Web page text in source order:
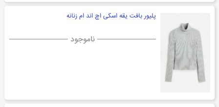
پلیور بافت یقه اسکی اچ اند ام زنانه
ناموجود